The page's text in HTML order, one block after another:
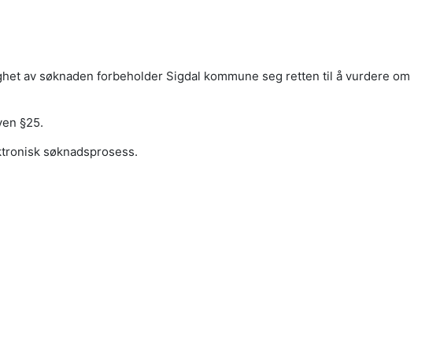
av søknaden forbeholder Sigdal kommune seg retten til å vurdere om
§25.
søknadsprosess.